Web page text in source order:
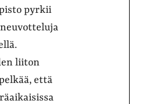
pyrkii
liiton
että